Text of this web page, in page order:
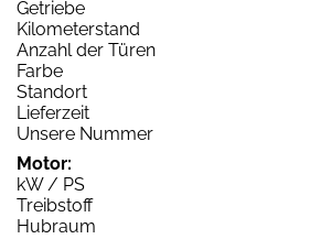
Getriebe
Kilometerstand
Anzahl der Türen
Farbe
Standort
Lieferzeit
Unsere Nummer
Motor:
kW / PS
Treibstoff
Hubraum